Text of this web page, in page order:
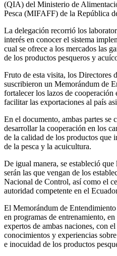
(QIA) del Ministerio de
Pesca (MIFAFF) de la República
La delegación recorrió los
interés en conocer el sistema
cual se ofrece a los mercados las
de los productos pesqueros y
Fruto de esta visita, los Directores
suscribieron un Memorándum de
fortalecer los lazos de cooperación
facilitar las exportaciones al país
En el documento, ambas partes se
desarrollar la cooperación en los
de la calidad de los productos que
de la pesca y la acuicultura.
De igual manera, se estableció
serán las que vengan de los
Nacional de Control, así como el
autoridad competente en el
El Memorándum de
en programas de entrenamiento,
expertos de ambas naciones, con
conocimientos y experiencias
e inocuidad de los productos